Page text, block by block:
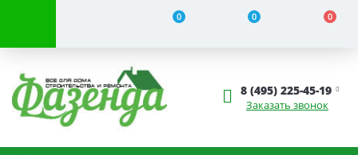
0 0 0
8 (495) 225-45-19
Заказать звонок